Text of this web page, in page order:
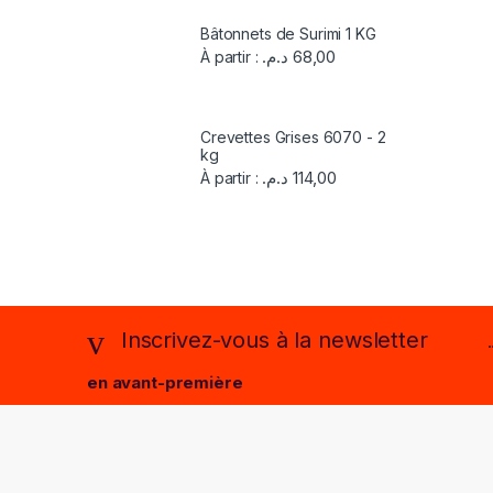
Bâtonnets de Surimi 1 KG
À partir :
68,00 د.م.
Crevettes Grises 6070 - 2
kg
À partir :
114,00 د.م.
Inscrivez-vous à la newsletter
en avant-première